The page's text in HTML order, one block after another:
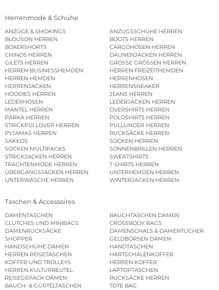
Herrenmode & Schuhe
ANZÜGE & SMOKINGS
ANZUGSSCHUHE HERREN
BLOUSON HERREN
BOOTS HERREN
BOXERSHORTS
CARGOHOSEN HERREN
CHINOS HERREN
DAUNENJACKEN HERREN
GILETS HERREN
GROSSE GRÖSSEN HERREN
HERREN BUSINESSHEMDEN
HERREN FREIZEITHEMDEN
HERREN HEMDEN
HERRENHOSEN
HERRENJACKEN
HERRENSNEAKER
HOODIES HERREN
JEANS HERREN
LEDERHOSEN
LEDERJACKEN HERREN
MÄNTEL HERREN
OVERSHIRTS HERREN
PARKA HERREN
POLOSHIRTS HERREN
STRICKPULLOVER HERREN
PULLUNDER HERREN
PYJAMAS HERREN
RUCKSÄCKE HERREN
SAKKOS
SOCKEN HERREN
SOCKEN MULTIPACKS
SONNENBRILLEN HERREN
STRICKJACKEN HERREN
SWEATSHIRTS
TRACHTENMODE HERREN
T-SHIRTS HERREN
ÜBERGANGSJACKEN HERREN
UNTERHEMDEN HERREN
UNTERWÄSCHE HERREN
WINTERJACKEN HERREN
Taschen & Accessoires
DAMENTASCHEN
BAUCHTASCHEN DAMEN
CLUTCHES UND MINIBAGS
CROSSBODY BAGS
DAMENRUCKSÄCKE
DAMENSCHALS & DAMENTÜCHER
SHOPPER
GELDBÖRSEN DAMEN
HANDSCHUHE DAMEN
HANDTASCHEN
HERREN REISETASCHEN
HARTSCHALENKOFFER
KOFFER UND TROLLEYS
HERREN KOFFER
HERREN KULTURBEUTEL
LAPTOPTASCHEN
REISEGEPÄCK DAMEN
RUCKSÄCKE HERREN
BAUCH- & GÜRTELTASCHEN
TOTE BAG